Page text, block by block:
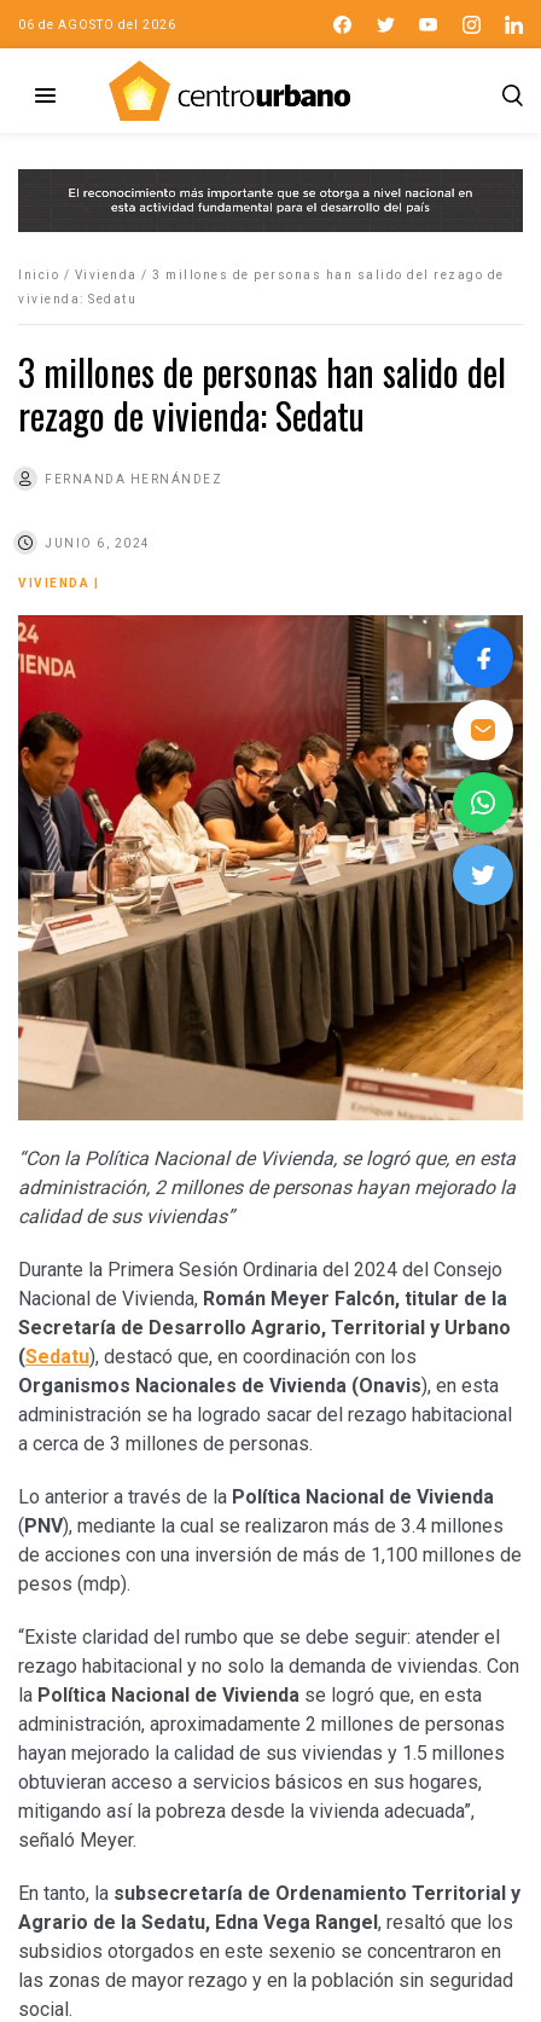
06 de AGOSTO del 2026
Inicio / Vivienda / 3 millones de personas han salido del rezago de
vivienda: Sedatu
3 millones de personas han salido del
rezago de vivienda: Sedatu
FERNANDA HERNÁNDEZ
JUNIO 6, 2024
VIVIENDA
“Con la Política Nacional de Vivienda, se logró que, en esta
administración, 2 millones de personas hayan mejorado la
calidad de sus viviendas”
Durante la Primera Sesión Ordinaria del 2024 del Consejo
Nacional de Vivienda, Román Meyer Falcón, titular de la
Secretaría de Desarrollo Agrario, Territorial y Urbano
(Sedatu), destacó que, en coordinación con los
Organismos Nacionales de Vivienda (Onavis), en esta
administración se ha logrado sacar del rezago habitacional
a cerca de 3 millones de personas.
Lo anterior a través de la Política Nacional de Vivienda
(PNV), mediante la cual se realizaron más de 3.4 millones
de acciones con una inversión de más de 1,100 millones de
pesos (mdp).
“Existe claridad del rumbo que se debe seguir: atender el
rezago habitacional y no solo la demanda de viviendas. Con
la Política Nacional de Vivienda se logró que, en esta
administración, aproximadamente 2 millones de personas
hayan mejorado la calidad de sus viviendas y 1.5 millones
obtuvieran acceso a servicios básicos en sus hogares,
mitigando así la pobreza desde la vivienda adecuada”,
señaló Meyer.
En tanto, la subsecretaría de Ordenamiento Territorial y
Agrario de la Sedatu, Edna Vega Rangel, resaltó que los
subsidios otorgados en este sexenio se concentraron en
las zonas de mayor rezago y en la población sin seguridad
social.